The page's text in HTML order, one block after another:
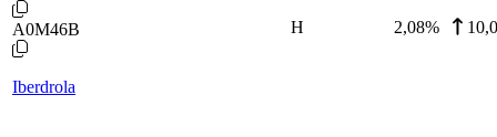
A0M46B
Iberdrola
H 2,08%